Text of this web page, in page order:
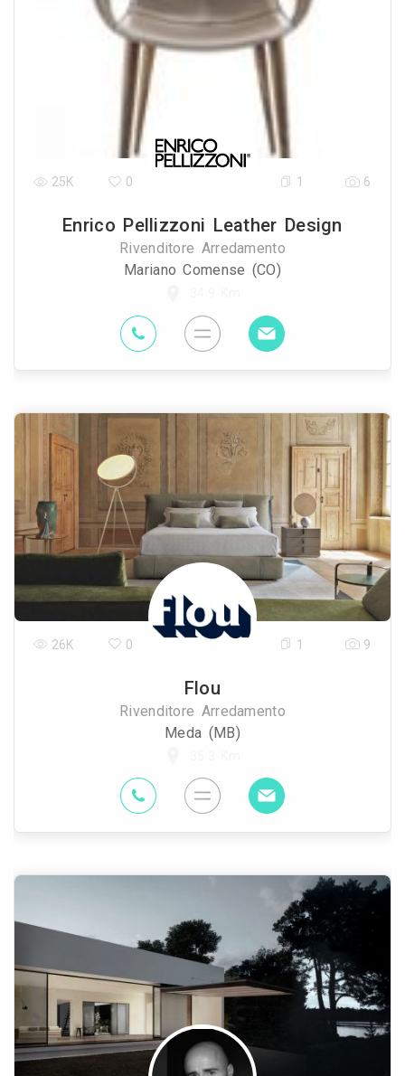
Enrico Pellizzoni Leather Design
Rivenditore Arredamento
Mariano Comense (CO)
25K 0 1 6
Flou
Rivenditore Arredamento
Meda (MB)
26K 0 1 9